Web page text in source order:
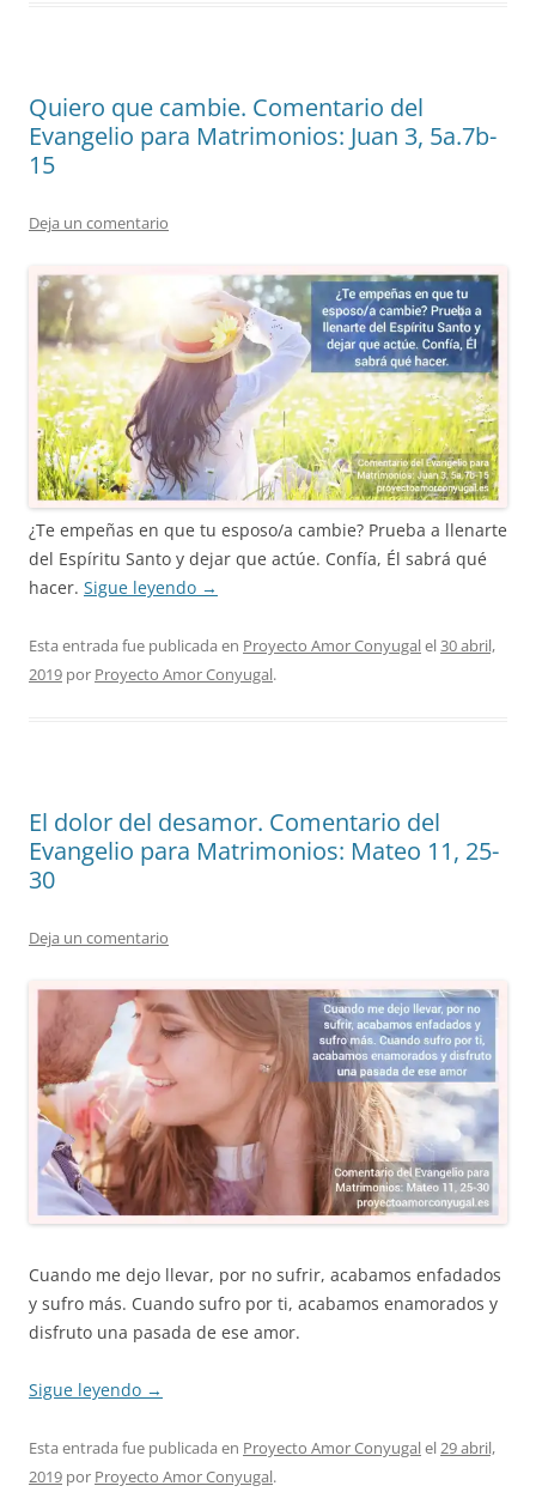
Quiero que cambie. Comentario del
Evangelio para Matrimonios: Juan 3, 5a.7b-
15
Deja un comentario
¿Te empeñas en que tu esposo/a cambie? Prueba a llenarte
del Espíritu Santo y dejar que actúe. Confía, Él sabrá qué
hacer. Sigue leyendo →
Esta entrada fue publicada en Proyecto Amor Conyugalel30 abril,
2019 por Proyecto Amor Conyugal.
El dolor del desamor. Comentario del
Evangelio para Matrimonios: Mateo 11, 25-
30
Deja un comentario
Cuando me dejo llevar, por no sufrir, acabamos enfadados
y sufro más. Cuando sufro por ti, acabamos enamorados y
disfruto una pasada de ese amor.
Sigue leyendo →
Esta entrada fue publicada en Proyecto Amor Conyugalel29 abril,
2019 por Proyecto Amor Conyugal.